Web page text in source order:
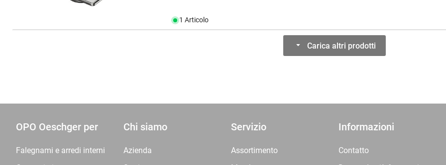
1 Articolo
Carica altri prodotti
OPO Oeschger per
Falegnami e arredi interni
Chi siamo
Azienda
Servizio
Assortimento
Informazioni
Contatto